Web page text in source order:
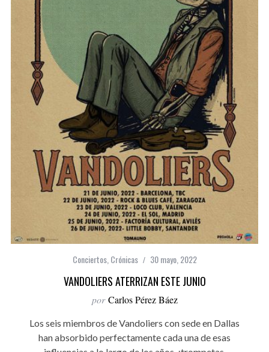
Conciertos, Crónicas 30 mayo, 2022
VANDOLIERS ATERRIZAN ESTE JUNIO
por Carlos Pérez Báez
Los seis miembros de Vandoliers con sede en Dallas
han absorbido perfectamente cada una de esas